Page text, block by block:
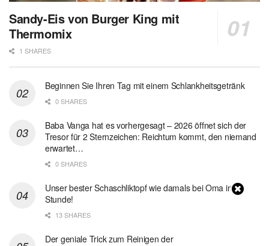
Sandy-Eis von Burger King mit
Thermomix
1 SHARES
Beginnen Sie Ihren Tag mit einem Schlankheitsgetränk
0 SHARES
Baba Vanga hat es vorhergesagt – 2026 öffnet sich der
Tresor für 2 Sternzeichen: Reichtum kommt, den niemand
erwartet…
0 SHARES
Unser bester Schaschliktopf wie damals bei Oma in 1
Stunde!
13 SHARES
Der geniale Trick zum Reinigen der